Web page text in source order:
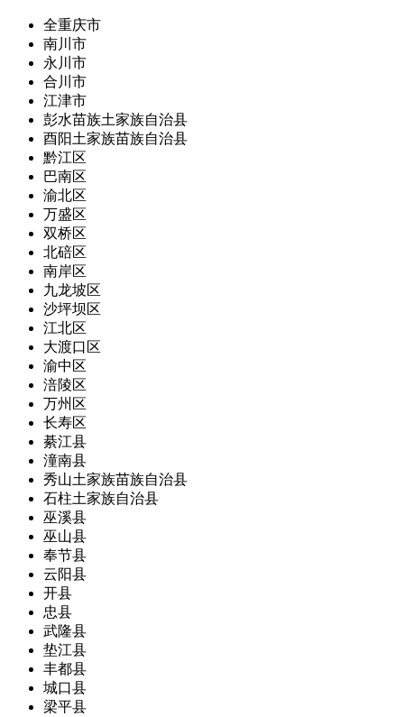
全重庆市
南川市
永川市
合川市
江津市
彭水苗族土家族自治县
酉阳土家族苗族自治县
黔江区
巴南区
渝北区
万盛区
双桥区
北碚区
南岸区
九龙坡区
沙坪坝区
江北区
大渡口区
渝中区
涪陵区
万州区
长寿区
綦江县
潼南县
秀山土家族苗族自治县
石柱土家族自治县
巫溪县
巫山县
奉节县
云阳县
开县
忠县
武隆县
垫江县
丰都县
城口县
梁平县